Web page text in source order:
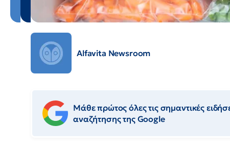
Alfavita Newsroom
Μάθε πρώτος όλες τις σημαντικές
αναζήτησης της Google